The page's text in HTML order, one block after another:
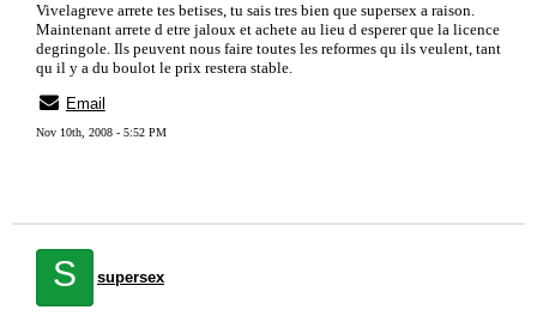
Vivelagreve arrete tes betises, tu sais tres bien que supersex a raison.
Maintenant arrete d etre jaloux et achete au lieu d esperer que la licence
degringole. Ils peuvent nous faire toutes les reformes qu ils veulent, tant
qu il y a du boulot le prix restera stable.
Email
Nov 10th, 2008 - 5:52 PM
S supersex